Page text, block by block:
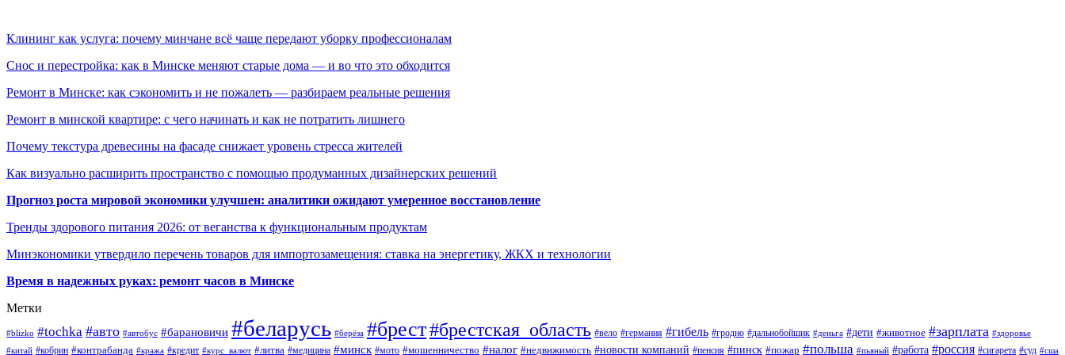
Клининг как услуга: почему минчане всё чаще передают уборку профессионалам
Снос и перестройка: как в Минске меняют старые дома — и во что это обходится
Ремонт в Минске: как сэкономить и не пожалеть — разбираем реальные решения
Ремонт в минской квартире: с чего начинать и как не потратить лишнего
Почему текстура древесины на фасаде снижает уровень стресса жителей
Как визуально расширить пространство с помощью продуманных дизайнерских решений
Прогноз роста мировой экономики улучшен: аналитики ожидают умеренное восстановление
Тренды здорового питания 2026: от веганства к функциональным продуктам
Минэкономики утвердило перечень товаров для импортозамещения: ставка на энергетику, ЖКХ и технологии
Время в надежных руках: ремонт часов в Минске
Метки
#blizko #tochka #авто #автобус #барановичи #беларусь #берёза #брест#брестская_область #вело #германия #гибель #гродно #дальнобойщик #деньга #дети #животное #зарплата #здоровье
#китай #кобрин #контрабанда #кража #кредит #курс_валют #литва #медицина #минск #мото #мошенничество #налог #недвижимость #новости компаний #пенсия #пинск #пожар #польша #пьяный #работа #россия #сигарета #суд #сша